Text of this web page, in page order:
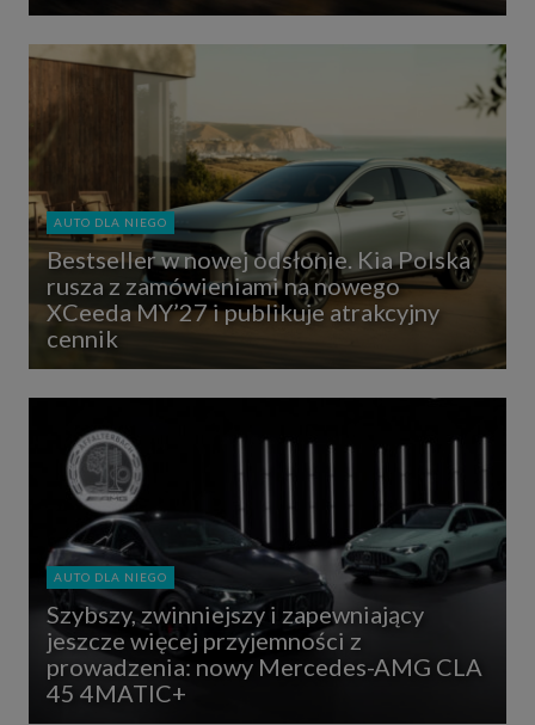
AUTO DLA NIEGO
Bestseller w nowej odsłonie. Kia Polska
rusza z zamówieniami na nowego
XCeeda MY’27 i publikuje atrakcyjny
cennik
AUTO DLA NIEGO
Szybszy, zwinniejszy i zapewniający
jeszcze więcej przyjemności z
prowadzenia: nowy Mercedes-AMG CLA
45 4MATIC+